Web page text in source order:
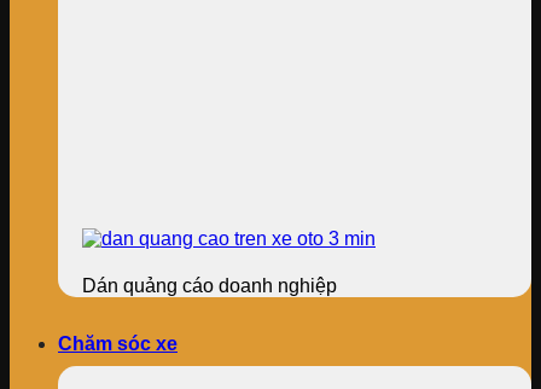
Dán quảng cáo doanh nghiệp
Chăm sóc xe